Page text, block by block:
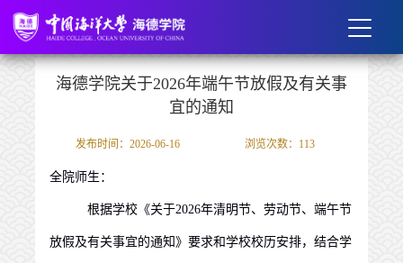
海德学院关于2026年端午节放假及有关事
宜的通知
发布时间：2026-06-16 浏览次数： 113
全院师生：
根据学校《关于2026年清明节、劳动节、端午节
放假及有关事宜的通知》 要求和学校校历安排，结合学